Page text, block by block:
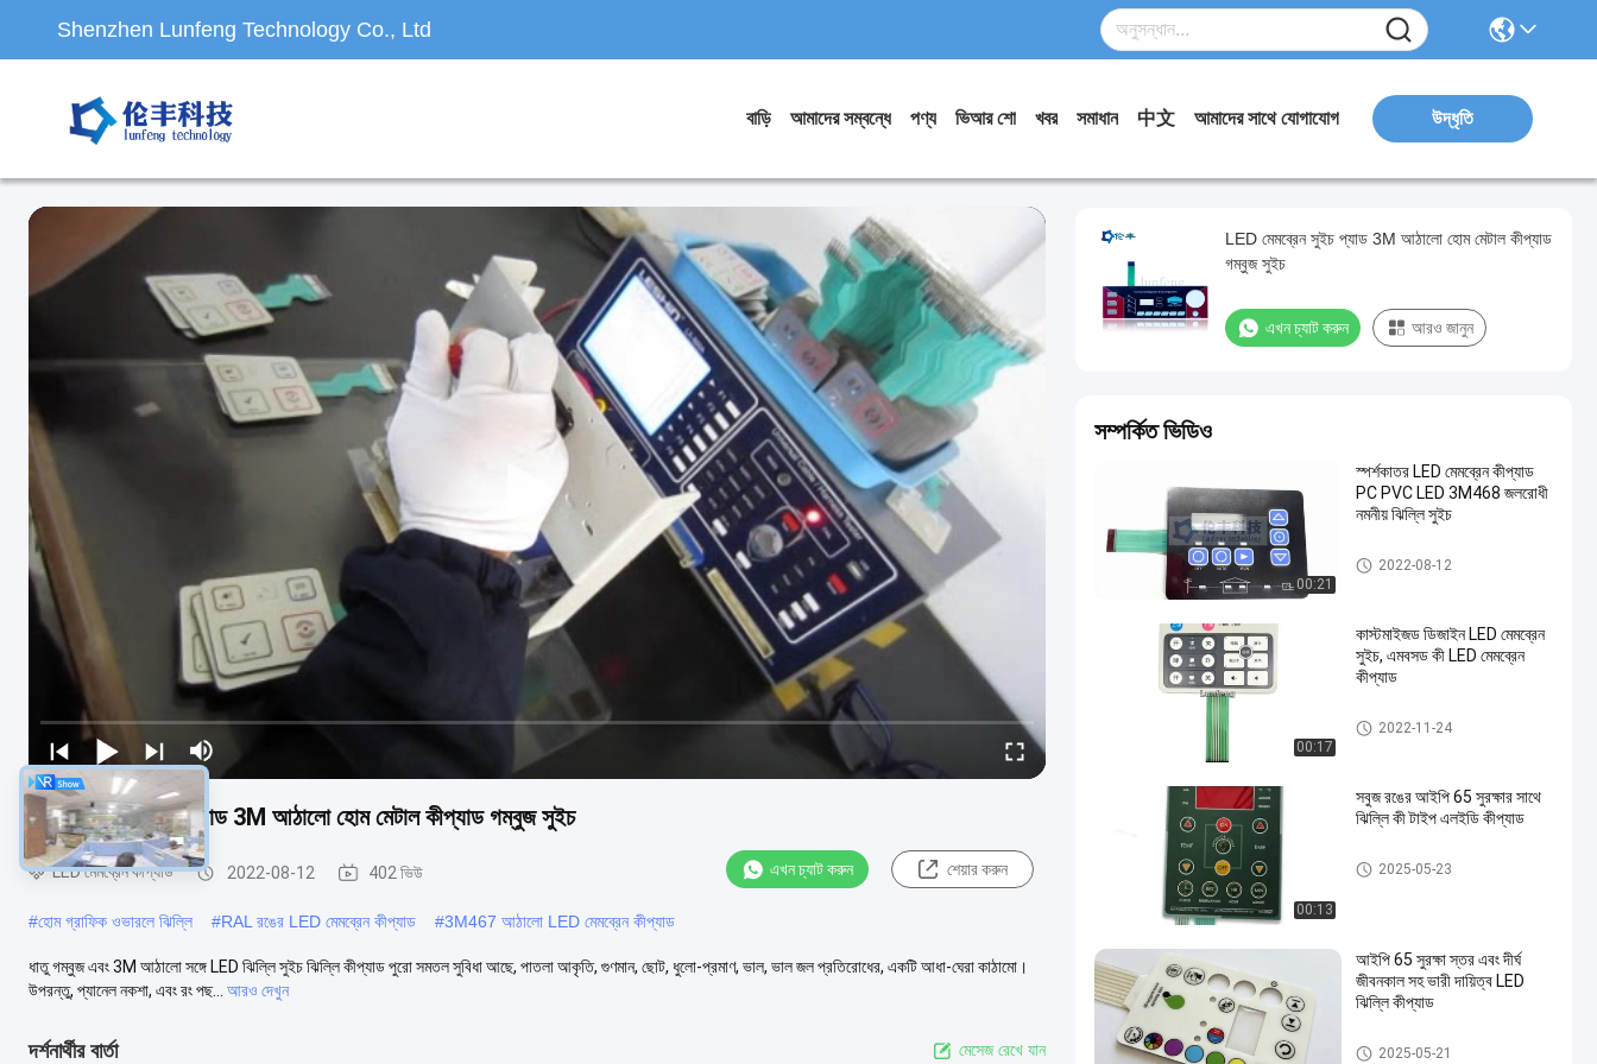
Shenzhen Lunfeng Technology Co., Ltd
বাড়ি আমাদের সম্বন্ধে পণ্য ভিআর শো খবর সমাধান 中文 আমাদের সাথে যোগাযোগ উদ্ধৃতি
LED মেমব্রেন সুইচ প্যাড 3M আঠালো হোম মেটাল কীপ্যাড গম্বুজ সুইচ
LED মেমব্রেন কীপ্যাড 2022-08-12 402 ভিউ এখন চ্যাট করুন শেয়ার করুন
#হোম গ্রাফিক ওভারলে ঝিল্লি #RAL রঙের LED মেমব্রেন কীপ্যাড #3M467 আঠালো LED মেমব্রেন কীপ্যাড
ধাতু গম্বুজ এবং 3M আঠালো সঙ্গে LED ঝিল্লি সুইচ ঝিল্লি কীপ্যাড পুরো সমতল সুবিধা আছে, পাতলা আকৃতি, গুণমান, ছোট, ধুলো-প্রমাণ, ভাল, ভাল জল প্রতিরোধের, একটি আধা-ঘেরা কাঠামো।
উপরন্তু, প্যানেল নকশা, এবং রং পছ...
আরও দেখুন
দর্শনার্থীর বার্তা মেসেজ রেখে যান
LED মেমব্রেন সুইচ প্যাড 3M আঠালো হোম মেটাল কীপ্যাড
গম্বুজ সুইচ
এখন চ্যাট করুন আরও জানুন
সম্পর্কিত ভিডিও
00:21
স্পর্শকাতর LED মেমব্রেন কীপ্যাড
PC PVC LED 3M468 জলরোধী
নমনীয় ঝিল্লি সুইচ
LED মেমব্রেন কীপ্যাড
2022-08-12
00:17
কাস্টমাইজড ডিজাইন LED মেমব্রেন
সুইচ, এমবসড কী LED মেমব্রেন
কীপ্যাড
LED মেমব্রেন কীপ্যাড
2022-11-24
00:13
সবুজ রঙের আইপি 65 সুরক্ষার সাথে
ঝিল্লি কী টাইপ এলইডি কীপ্যাড
LED মেমব্রেন কীপ্যাড
2025-05-23
আইপি 65 সুরক্ষা স্তর এবং দীর্ঘ
জীবনকাল সহ ভারী দায়িত্ব LED
ঝিল্লি কীপ্যাড
LED মেমব্রেন কীপ্যাড
2025-05-21